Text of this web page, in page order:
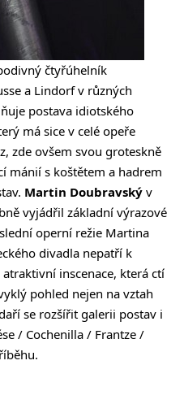
čtyřúhelník
a Lindorf v různých
postava idiotského
má sice v celé opeře
zde ovšem svou groteskně
mánií s koštětem a hadrem
Martin Doubravský v
vyjádřil základní výrazové
operní režie Martina
divadla nepatří k
inscenace, která ctí
pohled nejen na vztah
se rozšířit galerii postav i
/ Cochenilla / Frantze /